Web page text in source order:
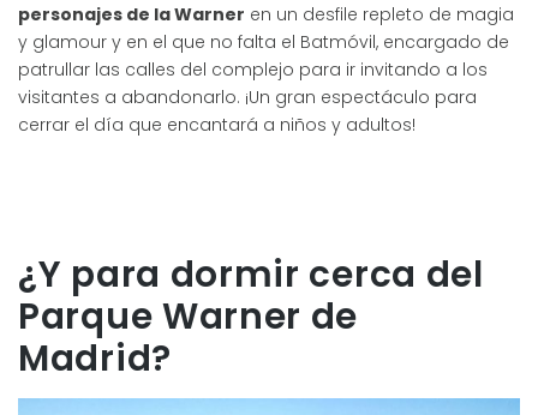
personajes de la Warner en un desfile repleto de magia
y glamour y en el que no falta el Batmóvil, encargado de
patrullar las calles del complejo para ir invitando a los
visitantes a abandonarlo. ¡Un gran espectáculo para
cerrar el día que encantará a niños y adultos!
¿Y para dormir cerca del
Parque Warner de
Madrid?